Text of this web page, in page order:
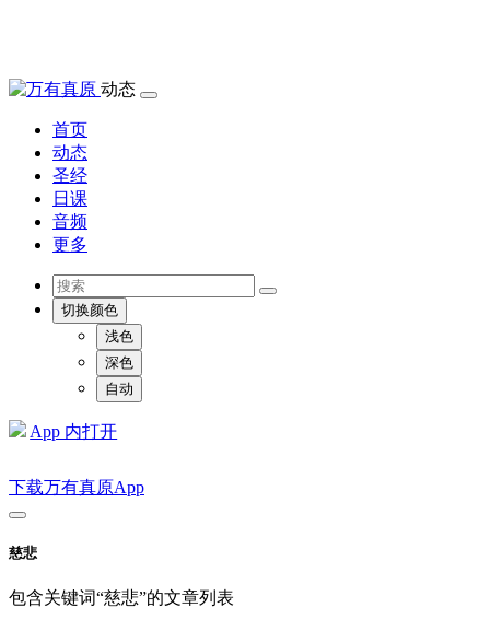
动态
首页
动态
圣经
日课
音频
更多
切换颜色
浅色
深色
自动
App 内打开
下载万有真原App
慈悲
包含关键词“慈悲”的文章列表